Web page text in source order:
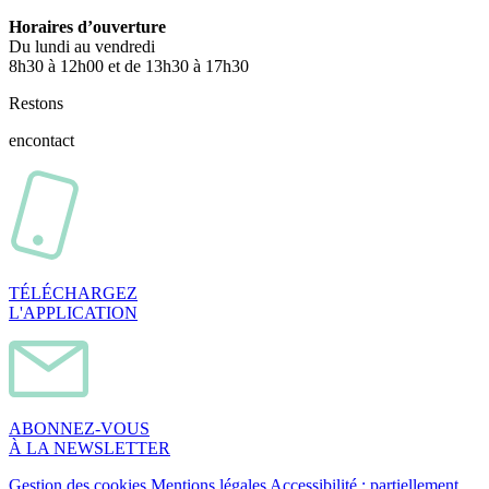
Horaires d’ouverture
Du lundi au vendredi
8h30 à 12h00 et de 13h30 à 17h30
Restons
encontact
TÉLÉCHARGEZ
L'APPLICATION
ABONNEZ-VOUS
À LA NEWSLETTER